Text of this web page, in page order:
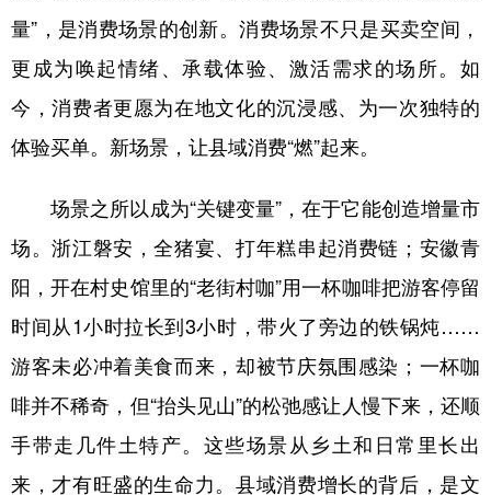
文化产业
地方频道
北京 天津 河北
辽宁 吉林 上海 江苏
浙江 安徽 福建 江西
山东 河南 湖北 湖南
广东 广西 海南 重庆
陕西 青海 宁夏
新疆 内蒙古 黑龙江
量”，是消费场景的创新。消费场景不只是买卖空间，
更成为唤起情绪、承载体验、激活需求的场所。如
今，消费者更愿为在地文化的沉浸感、为一次独特的
体验买单。新场景，让县域消费“燃”起来。
场景之所以成为“关键变量”，在于它能创造增量市
场。浙江磐安，全猪宴、打年糕串起消费链；安徽青
阳，开在村史馆里的“老街村咖”用一杯咖啡把游客停留
时间从1小时拉长到3小时，带火了旁边的铁锅炖……
游客未必冲着美食而来，却被节庆氛围感染；一杯咖
啡并不稀奇，但“抬头见山”的松弛感让人慢下来，还顺
手带走几件土特产。这些场景从乡土和日常里长出
来，才有旺盛的生命力。县域消费增长的背后，是文